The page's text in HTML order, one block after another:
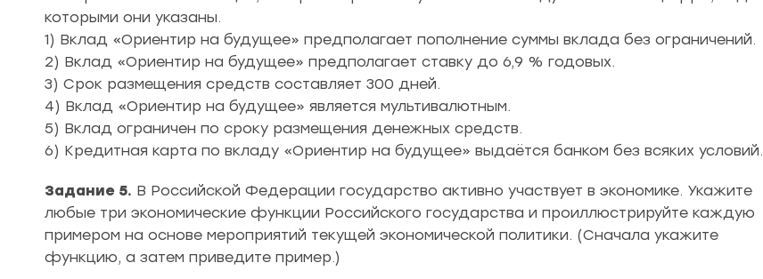
которыми они указаны.
1) Вклад «Ориентир на будущее» предполагает пополнение суммы вклада без ограничений.
2) Вклад «Ориентир на будущее» предполагает ставку до 6,9 % годовых.
3) Срок размещения средств составляет 300 дней.
4) Вклад «Ориентир на будущее» является мультивалютным.
5) Вклад ограничен по сроку размещения денежных средств.
6) Кредитная карта по вкладу «Ориентир на будущее» выдаётся банком без всяких условий.
Задание 5. В Российской Федерации государство активно участвует в экономике. Укажите
любые три экономические функции Российского государства и проиллюстрируйте каждую
примером на основе мероприятий текущей экономической политики. (Сначала укажите
функцию, а затем приведите пример.)